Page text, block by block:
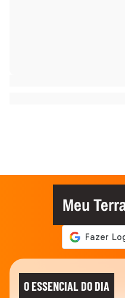
Meu
O ESSENCIAL DO DIA